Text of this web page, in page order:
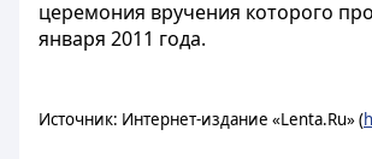
церемония вручения которого
января 2011 года.
Источник: Интернет-издание «Lenta.Ru» (